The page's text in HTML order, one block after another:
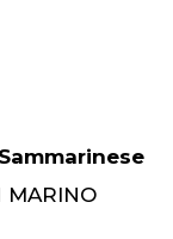
MARINO